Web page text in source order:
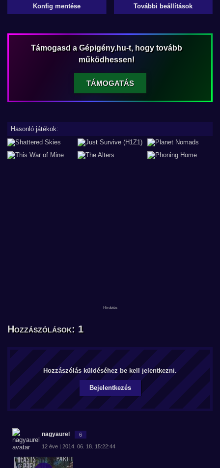
Konfig mentése További beállítások
Támogasd a Gépigény.hu-t, hogy tovább
működhessen!
TÁMOGATÁS
Hasonló játékok:
Hozzászólások: 1
Hozzászólás küldéséhez be kell jelentkezni.
Bejelentkezés
nagyaurel 6
12 éve | 2014. 06. 18. 15:22:44